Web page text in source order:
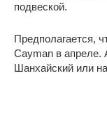
подвеской.
Предполагается,
Cayman в апреле.
Шанхайский или